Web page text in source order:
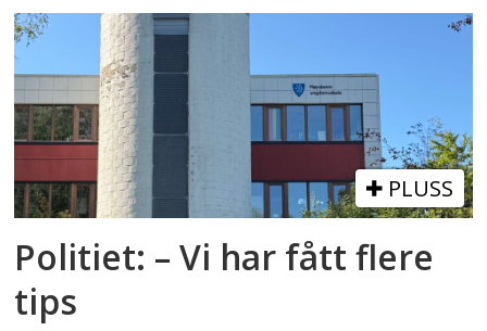
PLUSS
Politiet: – Vi har fått flere
tips